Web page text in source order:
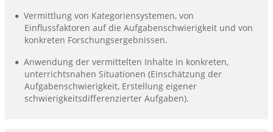
Vermittlung von Kategoriensystemen, von
Einflussfaktoren auf die Aufgabenschwierigkeit und von
konkreten Forschungsergebnissen.
Anwendung der vermittelten Inhalte in konkreten,
unterrichtsnahen Situationen (Einschätzung der
Aufgabenschwierigkeit, Erstellung eigener
schwierigkeitsdifferenzierter Aufgaben).